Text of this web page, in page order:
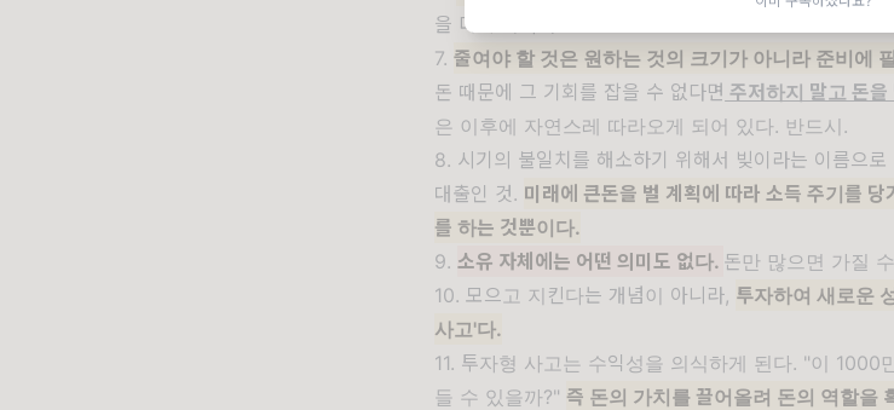
을 더 투자하라.
7.줄여야 할 것은 원하는 것의 크기가 아니라 준비에
돈 때문에 그 기회를 잡을 수 없다면 주저하지 말고 돈을
은 이후에 자연스레 따라오게 되어 있다. 반드시.
8. 시기의 불일치를 해소하기 위해서 빚이라는 이름으
대출인 것. 미래에 큰돈을 벌 계획에 따라 소득 주기를
를 하는 것뿐이다.
9.소유 자체에는 어떤 의미도 없다. 돈만 많으면 가질
10. 모으고 지킨다는 개념이 아니라, 투자하여 새로운
사고'다.
11. 투자형 사고는 수익성을 의식하게 된다. "이
들 수 있을까?" 즉 돈의 가치를 끌어올려 돈의 역할을